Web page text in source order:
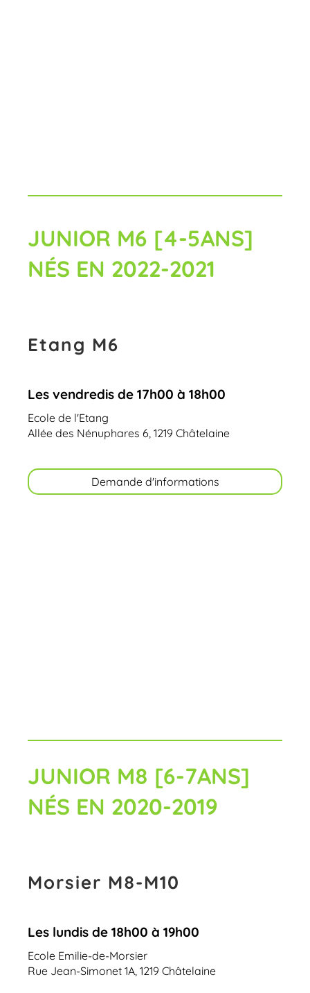
JUNIOR M6 [4-5ANS]
NÉS EN 2022-2021
Etang M6
Les vendredis de 17h00 à 18h00
Ecole de l'Etang
Allée des Nénuphares 6, 1219 Châtelaine
Demande d'informations
JUNIOR M8 [6-7ANS]
NÉS EN 2020-2019
Morsier M8-M10
Les lundis de 18h00 à 19h00
Ecole Emilie-de-Morsier
Rue Jean-Simonet 1A, 1219 Châtelaine